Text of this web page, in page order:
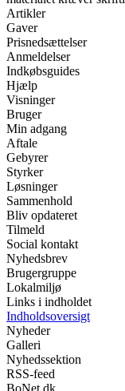
Artikler
Gaver
Prisnedsættelser
Anmeldelser
Indkøbsguides
Hjælp
Visninger
Bruger
Min adgang
Aftale
Gebyrer
Styrker
Løsninger
Sammenhold
Bliv opdateret
Tilmeld
Social kontakt
Nyhedsbrev
Brugergruppe
Lokalmiljø
Links i indholdet
Indholdsoversigt
Nyheder
Galleri
Nyhedssektion
RSS-feed
BoNet.dk